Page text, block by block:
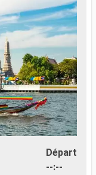
Départ
--:--